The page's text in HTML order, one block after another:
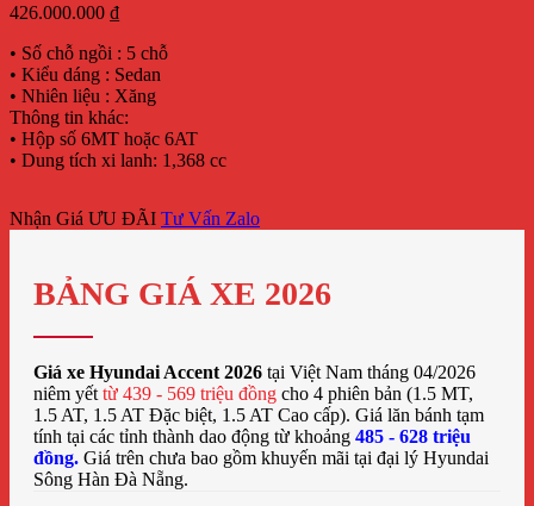
426.000.000 ₫
• Số chỗ ngồi : 5 chỗ
• Kiểu dáng : Sedan
• Nhiên liệu : Xăng
Thông tin khác:
• Hộp số 6MT hoặc 6AT
• Dung tích xi lanh: 1,368 cc
Nhận Giá ƯU ĐÃI Tư Vấn Zalo
BẢNG GIÁ XE 2026
Giá xe Hyundai Accent 2026 tại Việt Nam tháng 04/2026
niêm yết từ 439 - 569 triệu đồng cho 4 phiên bản (1.5 MT,
1.5 AT, 1.5 AT Đặc biệt, 1.5 AT Cao cấp). Giá lăn bánh tạm
tính tại các tỉnh thành dao động từ khoảng 485 - 628 triệu
đồng. Giá trên chưa bao gồm khuyến mãi tại đại lý Hyundai
Sông Hàn Đà Nẵng.